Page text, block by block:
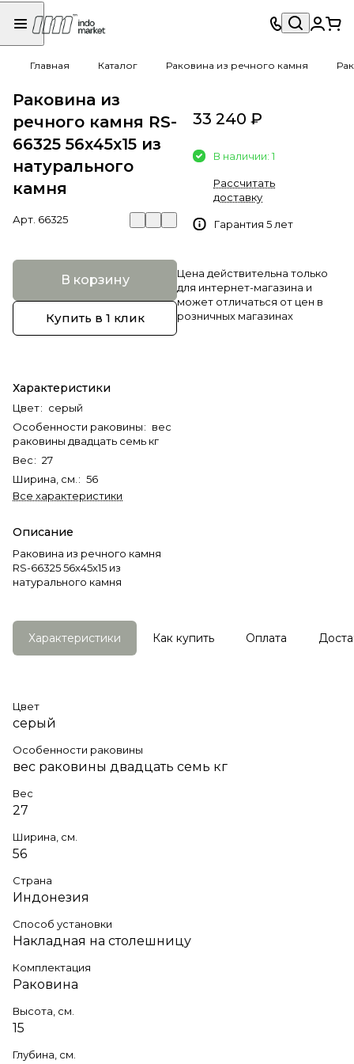
Главная Каталог Раковина из речного камня
Раковина из
речного камня RS-
66325 56х45х15 из
натурального
камня
Арт. 66325
В корзину
Купить в 1 клик
Характеристики
Цвет: серый
Особенности раковины: вес
раковины двадцать семь кг
Вес: 27
Ширина, см. : 56
Все характеристики
Описание
Раковина из речного камня
RS-66325 56х45х15 из
натурального камня
33 240 ₽
В наличии: 1
Рассчитать
доставку
Гарантия 5 лет
Цена действительна только
для интернет-магазина и
может отличаться от цен в
розничных магазинах
Характеристики Как купить Оплата
Цвет
серый
Особенности раковины
вес раковины двадцать семь кг
Вес
27
Ширина, см.
56
Страна
Индонезия
Способ установки
Накладная на столешницу
Комплектация
Раковина
Высота, см.
15
Глубина, см.